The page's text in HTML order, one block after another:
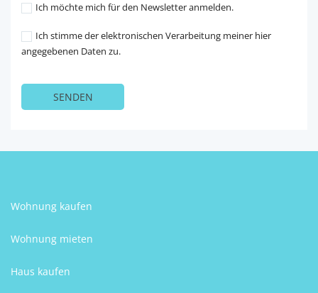
Ich möchte mich für den Newsletter anmelden.
Ich stimme der elektronischen Verarbeitung meiner hier
angegebenen Daten zu.
Wohnung kaufen
Wohnung mieten
Haus kaufen